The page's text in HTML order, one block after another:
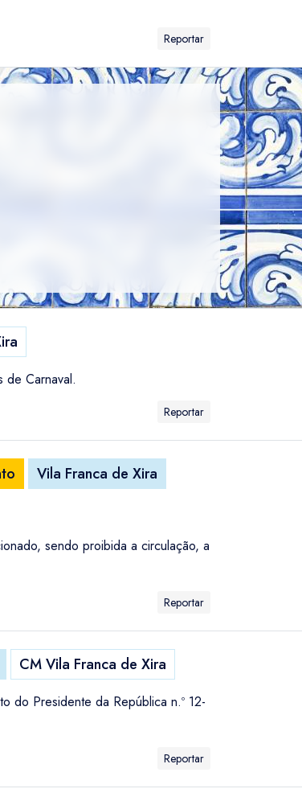
Reportar
de Carnaval.
Reportar
Vila Franca de Xira
sendo proibida a circulação, a
Reportar
CM Vila Franca de Xira
do Presidente da República n.º 12-
Reportar